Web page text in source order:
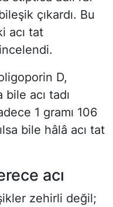
çıkardı. Bu
acı tat
D,
acı tadı
1 gramı 106
bile hâlâ acı tat
acı
zehirli değil;